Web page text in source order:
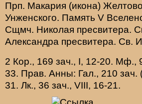
Прп. Макария (икона)
Унженского. Память V
Сщмч. Николая пресвитера.
Александра пресвитера. Св.
2 Кор., 169 зач., I, 12-20. Мф.,
33. Прав. Анны: Гал., 210 зач.
31. Лк., 36 зач., VIII, 16-21.